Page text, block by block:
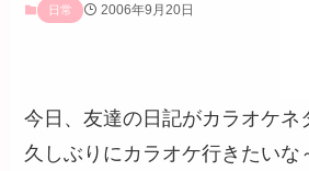
日常 2006年9月20日
今日、友達の日記がカラオケネ
久しぶりにカラオケ行きたいな